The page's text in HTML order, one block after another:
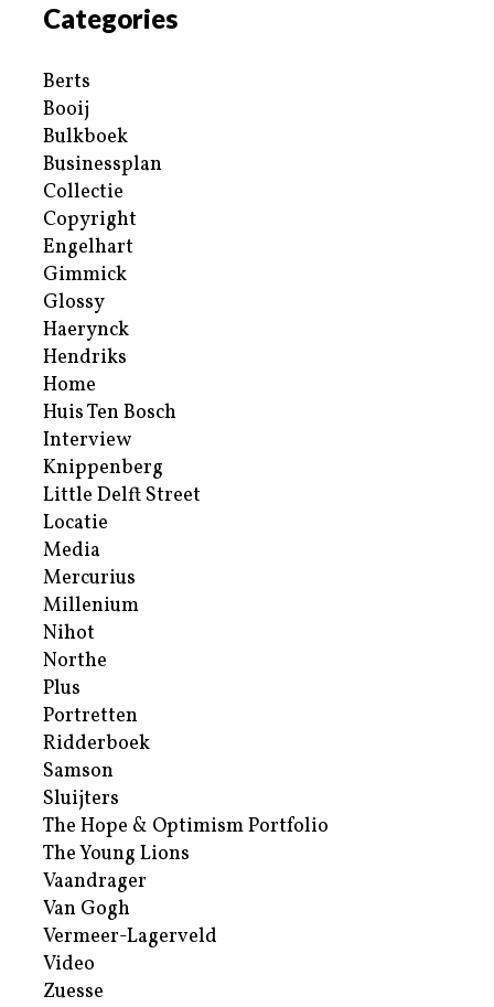
Categories
Berts
Booij
Bulkboek
Businessplan
Collectie
Copyright
Engelhart
Gimmick
Glossy
Haerynck
Hendriks
Home
Huis Ten Bosch
Interview
Knippenberg
Little Delft Street
Locatie
Media
Mercurius
Millenium
Nihot
Northe
Plus
Portretten
Ridderboek
Samson
Sluijters
The Hope & Optimism Portfolio
The Young Lions
Vaandrager
Van Gogh
Vermeer-Lagerveld
Video
Zuesse